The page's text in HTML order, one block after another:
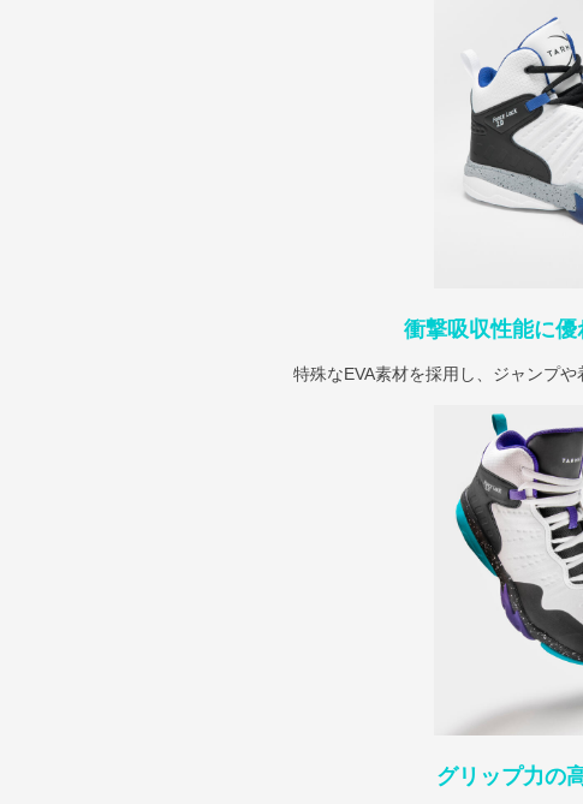
衝撃吸収性能に
特殊なEVA素材を採用し、ジャンプ
グリップ力の